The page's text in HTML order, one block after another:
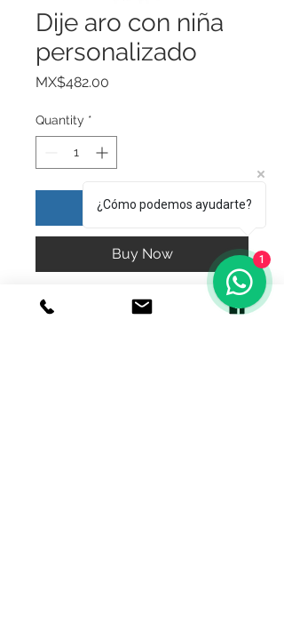
Dije aro con niña
personalizado
MX$482.00
Quantity *
Add to Cart
Buy Now
Bonito dije de aro con niña y nombre
¿Cómo podemos ayudarte?
1